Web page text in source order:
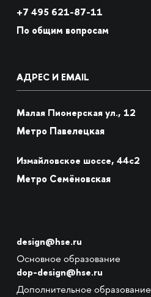
+7 495 621-87-11
По общим вопросам
АДРЕС И EMAIL
Малая Пионерская ул., 12
Метро Павелецкая
Измайловское шоссе, 44с2
Метро Семёновская
design@hse.ru
Основное образование
dop-design@hse.ru
Дополнительное образование